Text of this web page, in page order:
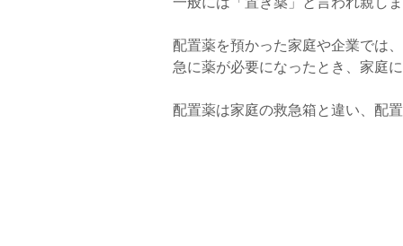
配置薬を預かった家庭や企業では
急に薬が必要になったとき、家庭
配置薬は家庭の救急箱と違い、配